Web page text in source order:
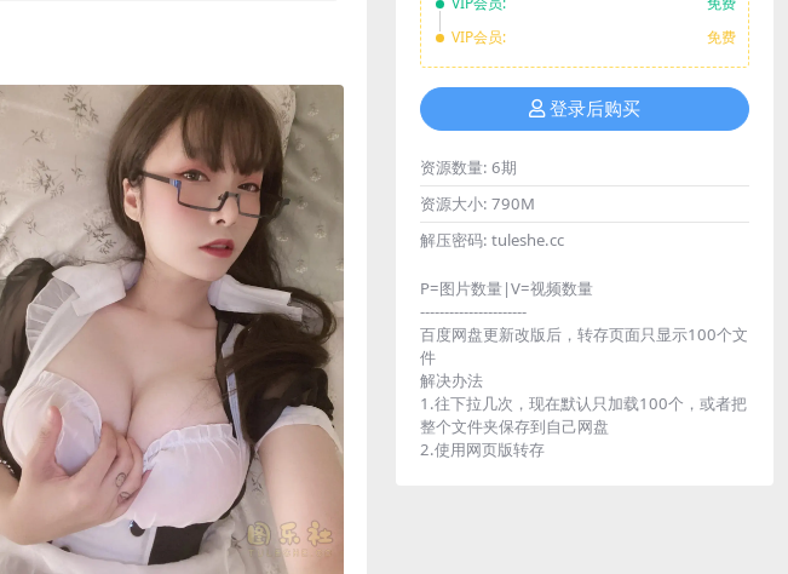
VIP会员:
免费
登录后购买
资源数量: 6期
资源大小: 790M
解压密码: tuleshe.cc
P=图片数量|V=视频数量
----------------------
百度网盘更新改版后，转存页面只显示100个文
件
解决办法
1.往下拉几次，现在默认只加载100个，或者把
整个文件夹保存到自己网盘
2.使用网页版转存